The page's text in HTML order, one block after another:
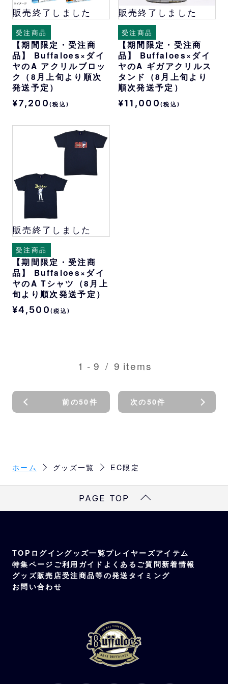
販売終了しました
受注商品
【期間限定・受注商
品】 Buffaloes×ダイ
ヤのA アクリルブロッ
ク（8月上旬より順次
発送予定）
¥7,200 (税込)
販売終了しました
受注商品
【期間限定・受注商
品】 Buffaloes×ダイ
ヤのA ギガアクリルス
タンド（8月上旬より
順次発送予定）
¥11,000(税込)
販売終了しました
受注商品
【期間限定・受注商
品】 Buffaloes×ダイ
ヤのA Tシャツ（8月上
旬より順次発送予定）
¥4,500 (税込)
1 - 9 / 9 items
前の50件 次の50件
ホーム グッズ一覧 EC限定
PAGE TOP
TOP ログイングッズ一覧プレイヤーズアイテム
特集ページ ご利用ガイド よくあるご質問新着情報
グッズ販売店受注商品等の発送タイミング
お問い合わせ